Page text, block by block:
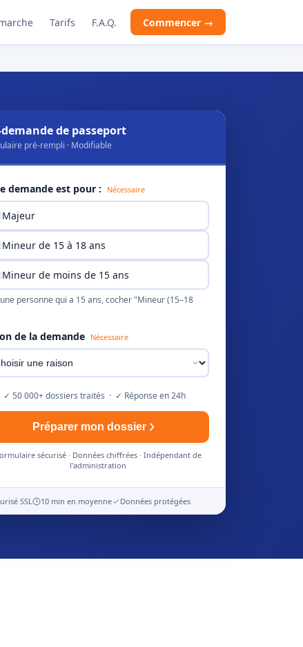
Tarifs F.A.Q. Commencer →
demande de passeport
pré-rempli · Modifiable
demande est pour : Nécessaire
Majeur
Mineur de 15 à 18 ans
Mineur de moins de 15 ans
personne qui a 15 ans, cocher "Mineur (15–18
de la demande Nécessaire
✓ 50 000+ dossiers traités · ✓ Réponse en 24h
Préparer mon dossier
sécurisé · Données chiffrées · Indépendant de
l'administration
SSL 10 min en moyenne Données protégées